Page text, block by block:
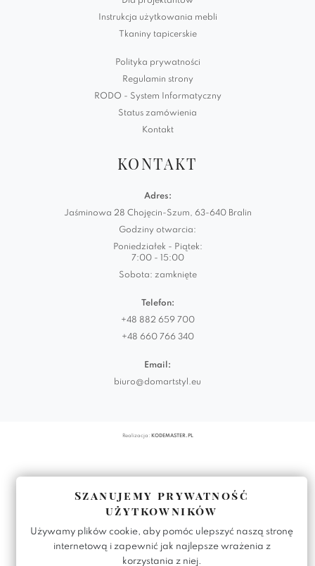
Instrukcja użytkowania mebli
Tkaniny tapicerskie
Polityka prywatności
Regulamin strony
RODO - System Informatyczny
Status zamówienia
Kontakt
KONTAKT
Adres:
Jaśminowa 28 Chojęcin-Szum, 63-640 Bralin
Godziny otwarcia:
Poniedziałek - Piątek:
7:00 - 15:00
Sobota: zamknięte
Telefon:
+48 882 659 700
+48 660 766 340
Email:
biuro@domartstyl.eu
Realizacja: KODEMASTER.PL
Szanujemy prywatność
użytkowników
Używamy plików cookie, aby pomóc ulepszyć naszą stronę
internetową i zapewnić jak najlepsze wrażenia z
korzystania z niej.